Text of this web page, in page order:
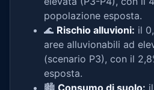
popolazione esposta.
🌊 Rischio alluvioni: il
aree alluvionabili ad
(scenario P3), con il
esposta.
🏙️ Consumo di suolo: